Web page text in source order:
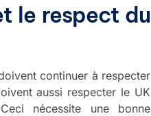
le respect du
continuer à respecter
aussi respecter le UK
nécessite une bonne